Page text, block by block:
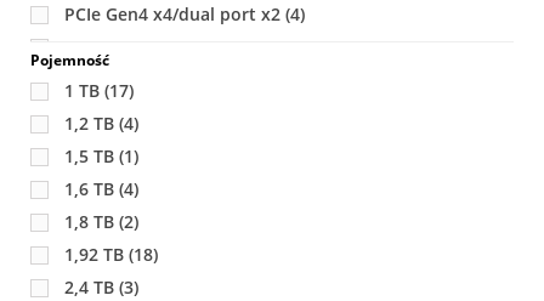
PCIe Gen4 x4/dual port x2 (4)
PCI Express 3.1 x4 (NVMe)
PCI Express 4.0 (NVMe)
SAS3(79)
SATA(171)
U.2 PCIe 4.0 x4
U.2 PCIe NVMe
USB 3.0(1)
Pojemność
1 TB (17)
1,2 TB (4)
1,5 TB (1)
1,6 TB (4)
1,8 TB (2)
1,92 TB (18)
2,4 TB (3)